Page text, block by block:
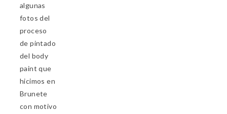
algunas
fotos del
proceso
de pintado
del body
paint que
hicimos en
Brunete
con motivo